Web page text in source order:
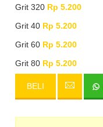
Grit 320 Rp 5.200
Grit 40 Rp 5.200
Grit 60 Rp 5.200
Grit 80 Rp 5.200
BELI